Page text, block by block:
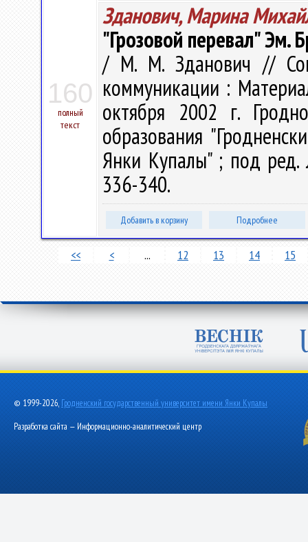
160
полный
текст
Зданович, Марина
"Грозовой перевал" Эм.
/ М. М. Зданович //
коммуникации :
октября 2002 г.
образования
Янки Купалы" ; под ред.
336-340.
Добавить в корзину Подробнее
<< < ... 12 13 14 15
© 1999-2026, Гродненский государственный университет имени Янки Купалы
Разработка сайта — Информационно-аналитический центр